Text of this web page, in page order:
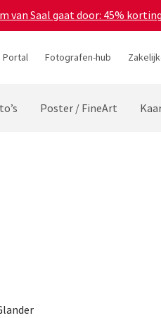
van Saal gaat door: 45%
Portal Fotografen-hub
Poster / FineArt